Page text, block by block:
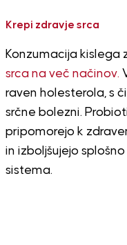
Krepi zdravje srca
Konzumacija kislega
srca na več načinov.
raven holesterola, s
srčne bolezni.
pripomorejo k
in izboljšujejo
sistema.